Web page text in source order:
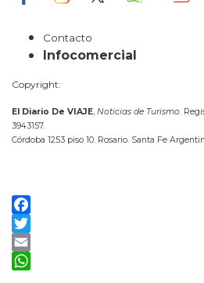
Contacto
Infocomercial
Copyright:
El Diario De VIAJE, Noticias de Turismo.
3943157.
Córdoba 1253 piso 10. Rosario. Santa Fe
Facebook
Twitter
Email